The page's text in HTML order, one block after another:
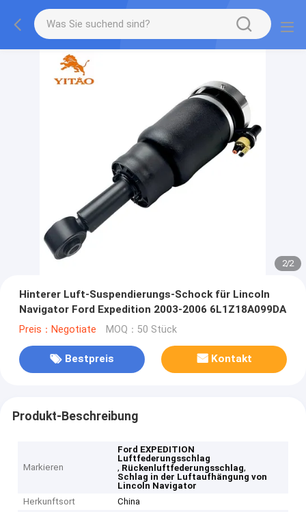
2/2
Hinterer Luft-Suspendierungs-Schock für Lincoln
Navigator Ford Expedition 2003-2006 6L1Z18A099DA
Preis：Negotiate MOQ：50 Stück
Bestpreis Kontakt
Produkt-Beschreibung
Markieren
Ford EXPEDITION
Luftfederungsschlag
, Rückenluftfederungsschlag,
Schlag in der Luftaufhängung von
Lincoln Navigator
Herkunftsort
China